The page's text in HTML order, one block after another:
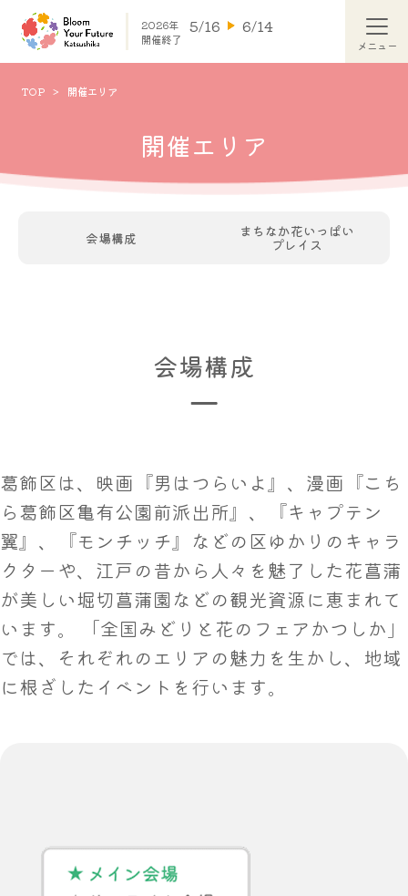
2026年 5/16 6/14
開催終了
TOP 開催エリア
開催エリア
会場構成 まちなか花いっぱい
プレイス
会場構成
葛飾区は、映画『男はつらいよ』、漫画『こち
ら葛飾区亀有公園前派出所』、『キャプテン
翼』、『モンチッチ』などの区ゆかりのキャラ
クターや、江戸の昔から人々を魅了した花菖蒲
が美しい堀切菖蒲園などの観光資源に恵まれて
います。 「全国みどりと花のフェアかつしか」
では、それぞれのエリアの魅力を生かし、地域
に根ざしたイベントを行います。